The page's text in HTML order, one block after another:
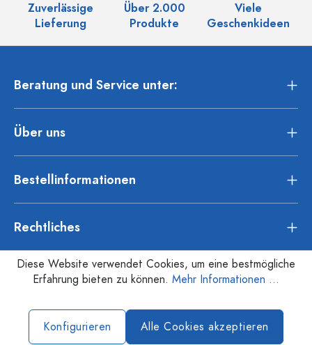
Zuverlässige
Lieferung
Über 2.000
Produkte
Viele
Geschenkideen
Beratung und Service unter:
Über uns
Bestellinformationen
Rechtliches
Diese Website verwendet Cookies, um eine bestmögliche
Erfahrung bieten zu können. Mehr Informationen ...
Konfigurieren Alle Cookies akzeptieren